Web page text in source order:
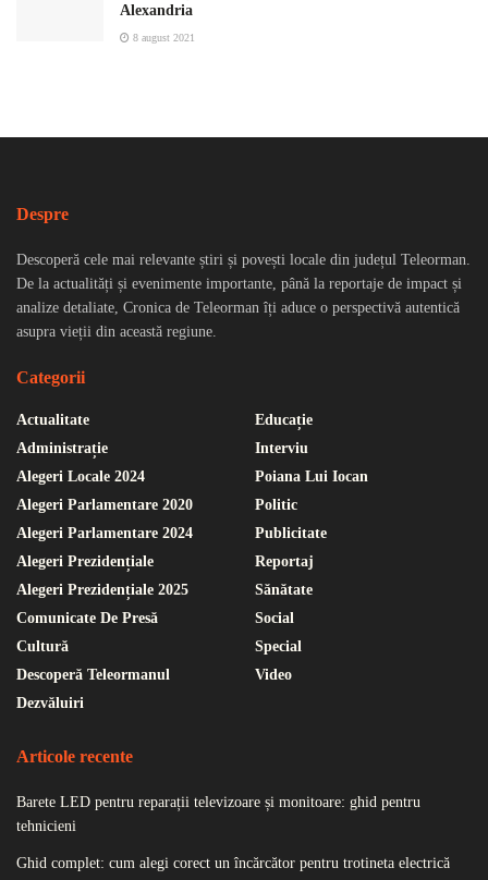
Alexandria
8 august 2021
Despre
Descoperă cele mai relevante știri și povești locale din județul Teleorman.
De la actualități și evenimente importante, până la reportaje de impact și
analize detaliate, Cronica de Teleorman îți aduce o perspectivă autentică
asupra vieții din această regiune.
Categorii
Actualitate
Administrație
Alegeri Locale 2024
Alegeri Parlamentare 2020
Alegeri Parlamentare 2024
Alegeri Prezidențiale
Alegeri Prezidențiale 2025
Comunicate De Presă
Cultură
Descoperă Teleormanul
Dezvăluiri
Educație
Interviu
Poiana Lui Iocan
Politic
Publicitate
Reportaj
Sănătate
Social
Special
Video
Articole recente
Barete LED pentru reparații televizoare și monitoare: ghid pentru
tehnicieni
Ghid complet: cum alegi corect un încărcător pentru trotineta electrică